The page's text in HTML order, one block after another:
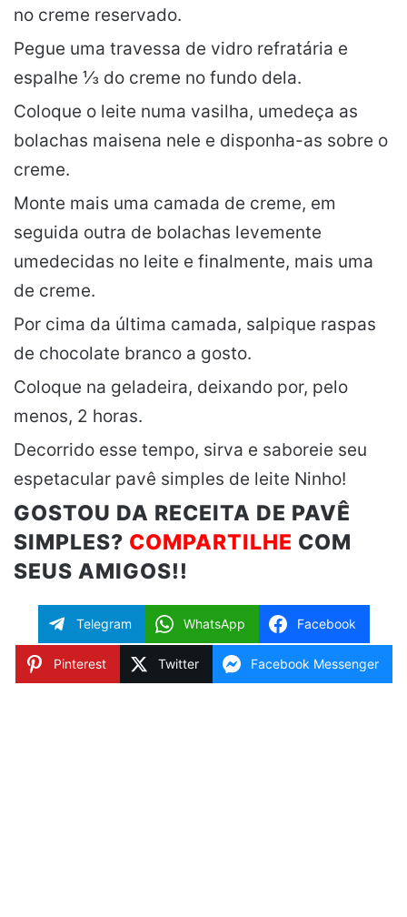
no creme reservado.
Pegue uma travessa de vidro refratária e
espalhe ⅓ do creme no fundo dela.
Coloque o leite numa vasilha, umedeça as
bolachas maisena nele e disponha-as sobre o
creme.
Monte mais uma camada de creme, em
seguida outra de bolachas levemente
umedecidas no leite e finalmente, mais uma
de creme.
Por cima da última camada, salpique raspas
de chocolate branco a gosto.
Coloque na geladeira, deixando por, pelo
menos, 2 horas.
Decorrido esse tempo, sirva e saboreie seu
espetacular pavê simples de leite Ninho!
GOSTOU DA RECEITA DE PAVÊ
SIMPLES? COMPARTILHE COM
SEUS AMIGOS!!
Telegram WhatsApp Facebook
Pinterest Twitter Facebook Messenger